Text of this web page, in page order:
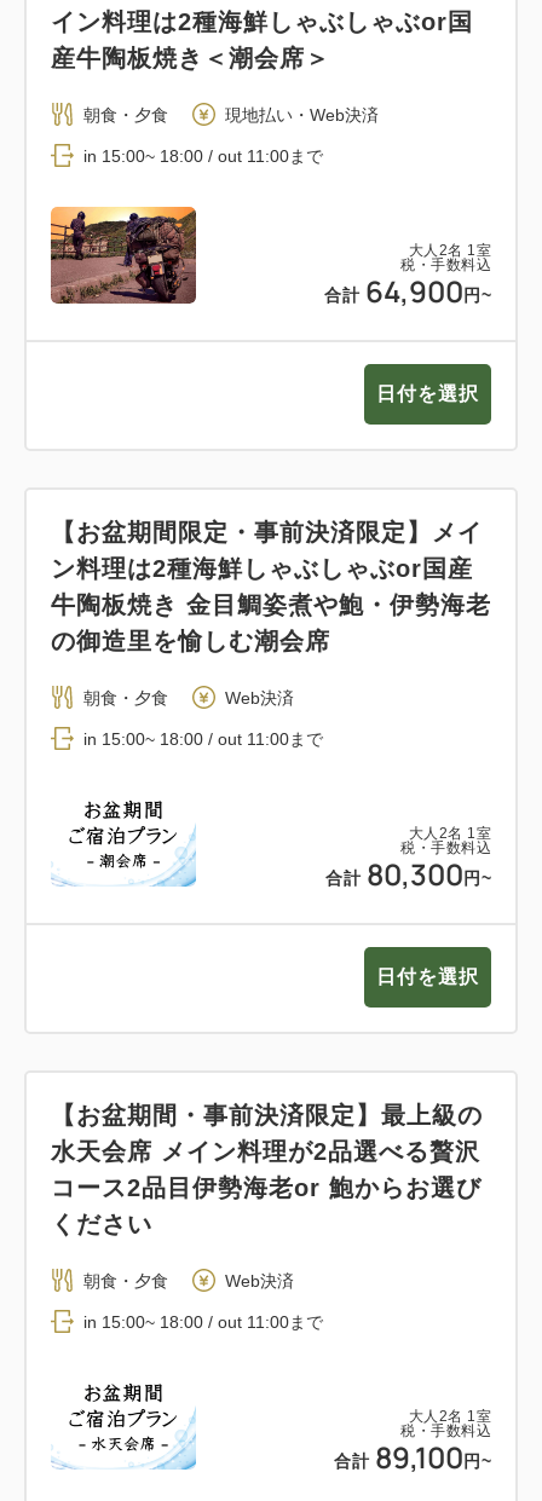
大人 2名 1 室
税・手数料込
合計 64,900 円~
イン料理は2種海鮮しゃぶしゃぶor国
産牛陶板焼き＜潮会席＞
朝食・夕食 現地払い・Web決済
in 15:00~ 18:00 / out 11:00まで
日付を選択
大人 2名 1 室
税・手数料込
合計 80,300 円~
【お盆期間限定・事前決済限定】メイ
ン料理は2種海鮮しゃぶしゃぶor国産
牛陶板焼き 金目鯛姿煮や鮑・伊勢海老
の御造里を愉しむ潮会席
朝食・夕食 Web決済
in 15:00~ 18:00 / out 11:00まで
日付を選択
大人 2名 1 室
税・手数料込
合計 89,100 円~
【お盆期間・事前決済限定】最上級の
水天会席 メイン料理が2品選べる贅沢
コース2品目伊勢海老or 鮑からお選び
ください
朝食・夕食 Web決済
in 15:00~ 18:00 / out 11:00まで